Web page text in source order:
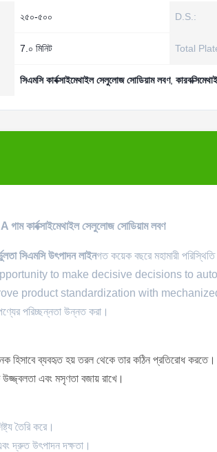
২৫০-৫০০ D.S.:
7.০ মিনিট Total
সিএমসি কার্বক্সাইমেথাইল সেলুলোজ সোডিয়াম লবণ,
কার্বক্সাইমেথাইল সেলুলোজ সোডিয়াম লবণ
সিএমসি উৎপাদন লাইনগত কয়েক বছরে মহামারী
to make decisive decisions to
standardization with mechanized
পরিচ্ছন্নতা উন্নত করা।
হিসাবে ব্যবহৃত হয় তরল থেকে তার কঠিন প্রতিরোধ
এবং মসৃণতা বজায় রাখে।
তৈরি করে।
দ্রুত উৎপাদন দক্ষতা।